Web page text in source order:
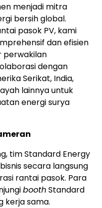
menjadi mitra
bersih global.
pasok PV, kami
dan efisien
perwakilan
dengan
Serikat, India,
lainnya untuk
energi surya
tim Standard Energy
secara langsung
rantai pasok. Para
boothStandard
kerja sama.